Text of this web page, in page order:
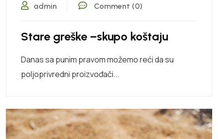
admin Comment (0)
Stare greške –skupo koštaju
Danas sa punim pravom možemo reći da su
poljoprivredni proizvođači...